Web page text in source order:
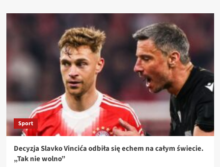
Sport
Decyzja Slavko Vincića odbiła się echem na całym świecie.
„Tak nie wolno”